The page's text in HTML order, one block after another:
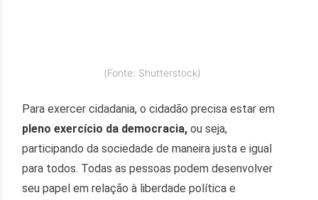
(Fonte: Shutterstock)
Para exercer cidadania, o cidadão precisa estar em
pleno exercício da democracia, ou seja,
participando da sociedade de maneira justa e igual
para todos. Todas as pessoas podem desenvolver
seu papel em relação à liberdade política e